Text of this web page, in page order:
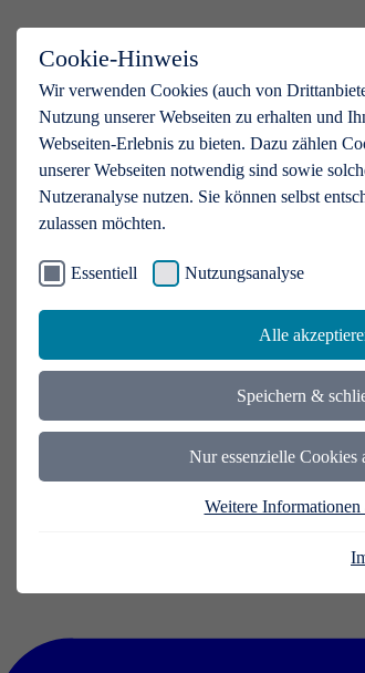
Cookie-Hinweis
Wir verwenden Cookies (auch von
Nutzung unserer Webseiten zu erhalten und
Webseiten-Erlebnis zu bieten. Dazu zählen
unserer Webseiten notwendig sind sowie
Nutzeranalyse nutzen. Sie können selbst
zulassen möchten.
Essentiell Nutzungsanalyse
Alle
Speichern &
Nur essenzielle Cookies
Weitere Informationen